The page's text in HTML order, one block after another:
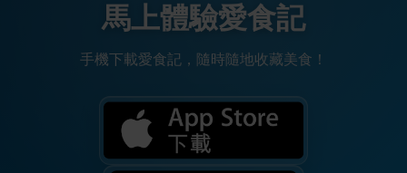
馬上體驗愛食記
手機下載愛食記，隨時隨地收藏美食！